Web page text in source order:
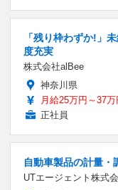
「残り枠わずか!」
度充実
株式会社alBee
神奈川県
月給25万円～37万
正社員
自動車製品の計量・
UTエージェント株式